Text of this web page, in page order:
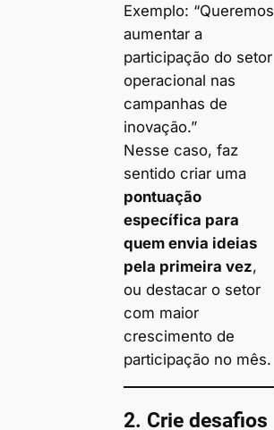
Exemplo: “Queremos
aumentar a
participação do setor
operacional nas
campanhas de
inovação.”
Nesse caso, faz
sentido criar uma
pontuação
específica para
quem envia ideias
pela primeira vez,
ou destacar o setor
com maior
crescimento de
participação no mês.
2. Crie desafios